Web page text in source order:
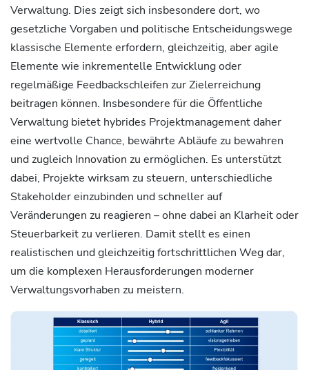
Verwaltung. Dies zeigt sich insbesondere dort, wo
gesetzliche Vorgaben und politische Entscheidungswege
klassische Elemente erfordern, gleichzeitig, aber agile
Elemente wie inkrementelle Entwicklung oder
regelmäßige Feedbackschleifen zur Zielerreichung
beitragen können. Insbesondere für die Öffentliche
Verwaltung bietet hybrides Projektmanagement daher
eine wertvolle Chance, bewährte Abläufe zu bewahren
und zugleich Innovation zu ermöglichen. Es unterstützt
dabei, Projekte wirksam zu steuern, unterschiedliche
Stakeholder einzubinden und schneller auf
Veränderungen zu reagieren – ohne dabei an Klarheit oder
Steuerbarkeit zu verlieren. Damit stellt es einen
realistischen und gleichzeitig fortschrittlichen Weg dar,
um die komplexen Herausforderungen moderner
Verwaltungsvorhaben zu meistern.